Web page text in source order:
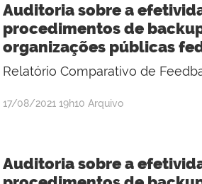
Lemos
Auditoria sobre a
procedimentos de
organizações públicas
Relatório Comparativo de
por
Lemos
publicado
17/08/2021 19h10 Arquivo
Auditoria sobre a